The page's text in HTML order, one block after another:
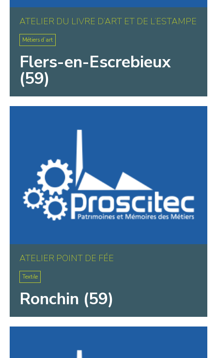
ATELIER DU LIVRE D’ART ET DE L’ESTAMPE
Métiers d’art
Flers-en-Escrebieux
(59)
ATELIER POINT DE FÉE
Textile
Ronchin (59)